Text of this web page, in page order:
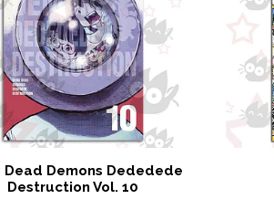
Dead Demons Dededede
Destruction Vol. 10